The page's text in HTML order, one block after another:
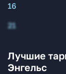
16
21
Лучшие
Энгельс